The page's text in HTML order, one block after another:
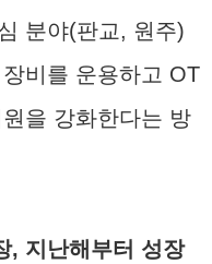
분야(판교, 원주)
비를 운용하고 OT
을 강화한다는 방
, 지난해부터 성장